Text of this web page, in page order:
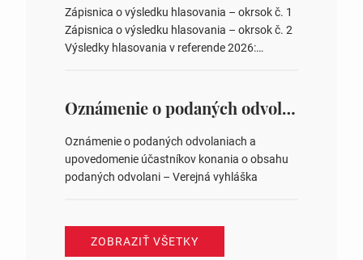
zastupiteľstiev, počtu poslancov obecných
zastupiteľstiev v nich 4. Schválenie odpredaja
obecného pozemku –…
Zápisnica o výsledku hlasovania – okrsok č. 1
Zápisnica o výsledku hlasovania – okrsok č. 2
Výsledky hlasovania v referende 2026:
ysledky.html
Oznámenie o podaných odvolaniach a upovedomenie účastníkov konania o obsahu podaných odvolani – Verejná vyhláška
Oznámenie o podaných odvolaniach a
upovedomenie účastníkov konania o obsahu
podaných odvolani – Verejná vyhláška
ZOBRAZIŤ VŠETKY